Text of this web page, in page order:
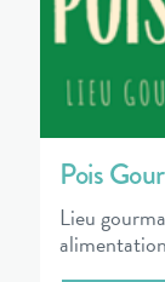
Pois
Lieu